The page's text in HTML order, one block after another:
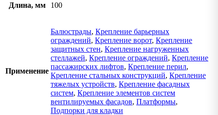
Длина, мм 100
Применение
Балюстрады, Крепление барьерных
ограждений, Крепление ворот, Крепление
защитных стен, Крепление нагруженных
стеллажей, Крепление ограждений, Крепление
пассажирских лифтов, Крепление перил,
Крепление стальных конструкций, Крепление
тяжелых устройств, Крепление фасадных
систем, Крепление элементов систем
вентилируемых фасадов, Платформы,
Подпорки для кладки